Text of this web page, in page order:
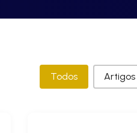
Categorias
Todos Artigos